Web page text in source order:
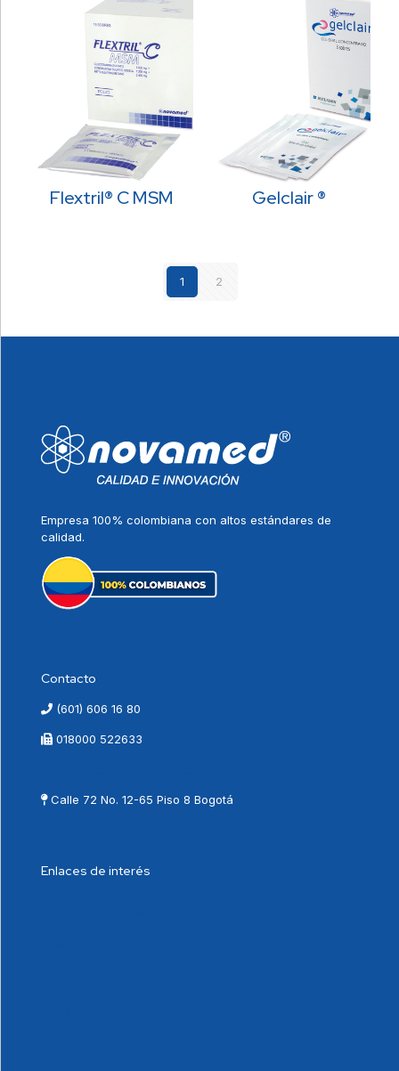
Flextril® C MSM Gelclair ®
1 2
Empresa 100% colombiana con altos estándares de
calidad.
Contacto
(601) 606 16 80
018000 522633
Calle 72 No. 12-65 Piso 8 Bogotá
Enlaces de interés